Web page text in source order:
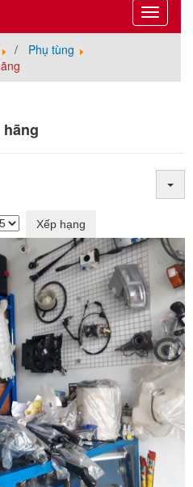
Toggle
Phụ tùng